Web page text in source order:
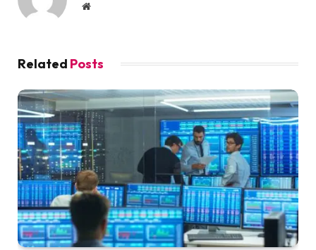
Website
Related Posts